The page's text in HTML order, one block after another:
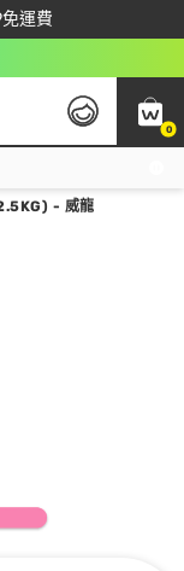
運費
優惠即減$50
0
- 威龍